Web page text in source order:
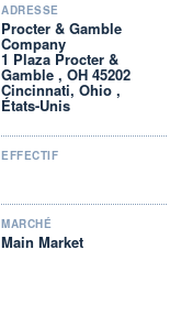
ADRESSE
Procter & Gamble
Company
1 Plaza Procter &
Gamble , OH 45202
Cincinnati, Ohio ,
États-Unis
EFFECTIF
MARCHÉ
Main Market